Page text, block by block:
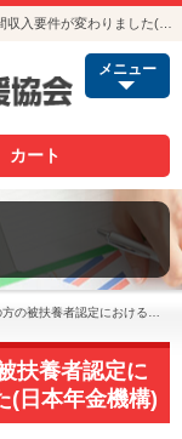
メニュー
カート
る年間収入要件が変わりました(日本年金機構)
扶養者認定に
(日本年金機構)